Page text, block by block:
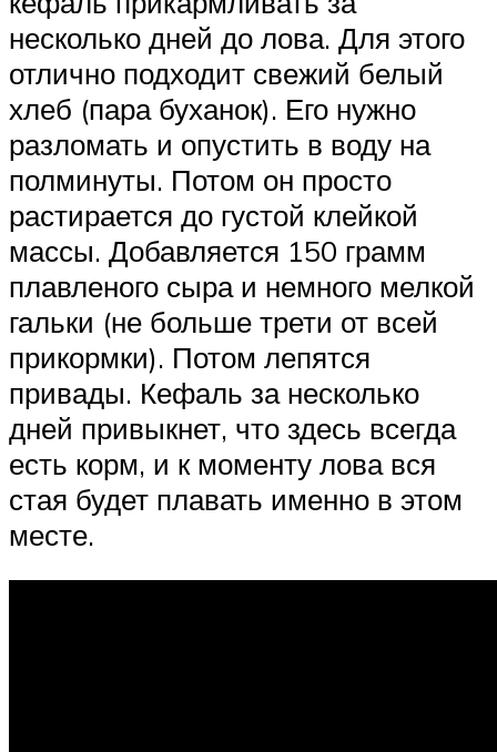
несколько дней до лова. Для этого
отлично подходит свежий белый
хлеб (пара буханок). Его нужно
разломать и опустить в воду на
полминуты. Потом он просто
растирается до густой клейкой
массы. Добавляется 150 грамм
плавленого сыра и немного мелкой
гальки (не больше трети от всей
прикормки). Потом лепятся
привады. Кефаль за несколько
дней привыкнет, что здесь всегда
есть корм, и к моменту лова вся
стая будет плавать именно в этом
месте.